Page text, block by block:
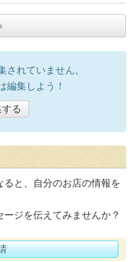
されていません。
編集しよう！
る
と、自分のお店の情報を
ジを伝えてみませんか？